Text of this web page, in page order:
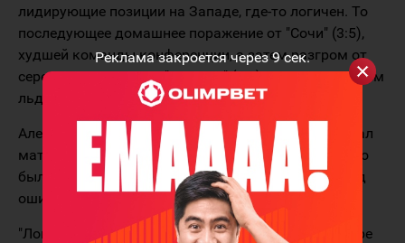
Реклама закроется через9сек.
лидирующие позиции на Западе, где-то логичен. То
последующее домашнее поражение от "Сочи" (3:5),
худшей команды конференции, а затем разгром от
середняка, минского "Динамо" (0:5), и снова на своем
льду, объяснить сложно.
Алексей Кудашов, главный тренер "Динамо", назвал
матч с белорусами худшим с начала сезона. У него
было три дня, чтобы провести срочную работу над
ошибками.
"Локомотив" - вторая команда КХЛ по удачной игре